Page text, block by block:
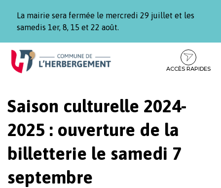
La mairie sera fermée le mercredi 29 juillet et les
samedis 1er, 8, 15 et 22 août.
Aller
Aller
contenu
Aller
pied
ACCÈS RAPIDES
Saison culturelle 2024-
2025 : ouverture de la
billetterie le samedi 7
septembre